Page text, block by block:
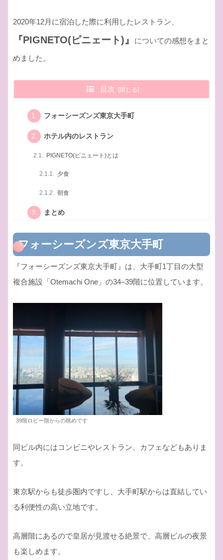
2020年12月に宿泊した際に利用したレストラン、
『PIGNETO(ピニェート)』 についての感想をまと
めました。
目次
フォーシーズンズ東京大手町
ホテル内のレストラン
PIGNETO(ピニェート)とは
夕食
朝食
まとめ
フォーシーズンズ東京大手町
『フォーシーズンズ東京大手町』は、大手町1丁目の大型
複合施設「Otemachi One」の34–39階に位置しています。
39階ロビー階からの眺めです
同ビル内にはコンビニやレストラン、カフェなどもありま
す。
東京駅からも徒歩圏内ですし、大手町駅からは直結してい
る利便性の高い立地です。
高層階にあるので皇居が見渡せる絶景で、高層ビルの夜景
も楽しめます。